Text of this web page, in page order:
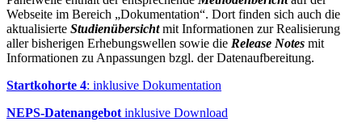
Webseite im Bereich „Dokumentation“. Dort finden sich auch die
aktualisierte Studienübersichtmit Informationen zur Realisierung
aller bisherigen Erhebungswellen sowie die Release Notes mit
Informationen zu Anpassungen bzgl. der Datenaufbereitung.
Startkohorte 4: inklusive Dokumentation
NEPS-Datenangebot inklusive Download